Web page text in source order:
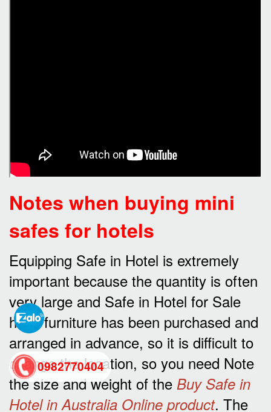
Notes when buying mini
safes for hotels
Equipping Safe in Hotel is extremely
important because the quantity is often
very large and Safe in Hotel for Sale
hotel furniture has been purchased and
arranged in advance, so it is difficult to
change the location, so you need Note
the size and weight of the Buy Safe in
Hotel in Australia Online product. The
0982770404
back